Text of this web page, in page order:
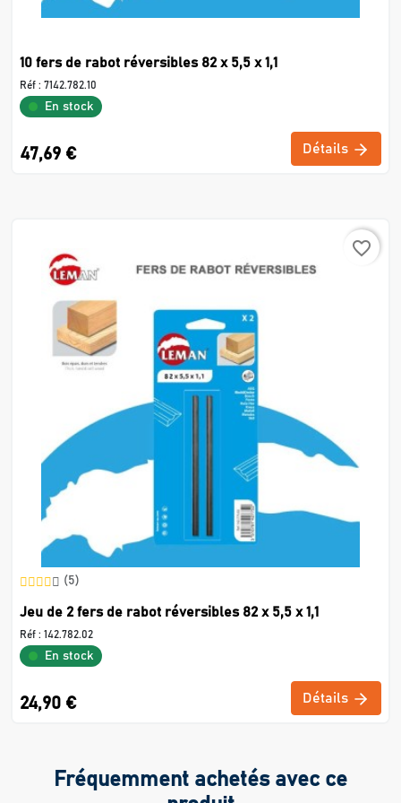
10 fers de rabot réversibles 82 x 5,5 x 1,1
Réf : 7142.782.10
En stock
47,69 € Détails
favorite_border
(5)
Jeu de 2 fers de rabot réversibles 82 x 5,5 x 1,1
Réf : 142.782.02
En stock
24,90 € Détails
Fréquemment achetés avec ce